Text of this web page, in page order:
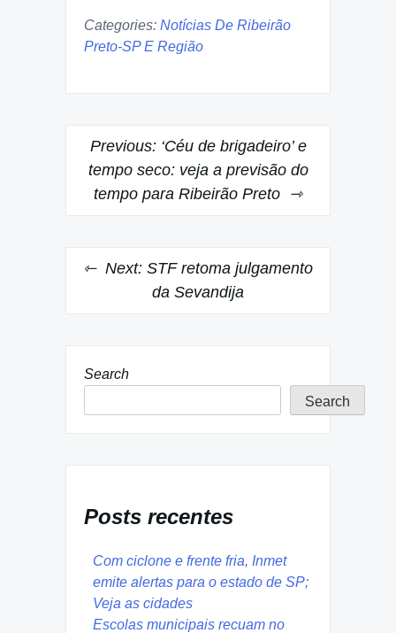
Categories: Notícias De Ribeirão
Preto-SP E Região
Post
navigation
Previous: ‘Céu de brigadeiro’ e
tempo seco: veja a previsão do
tempo para Ribeirão Preto
Next: STF retoma julgamento
da Sevandija
Search
Search
Posts recentes
Com ciclone e frente fria, Inmet
emite alertas para o estado de SP;
Veja as cidades
Escolas municipais recuam no